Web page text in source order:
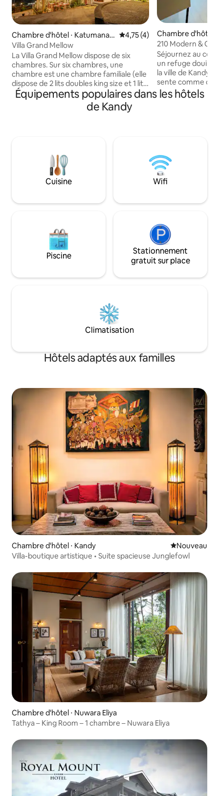
Chambre d'hôtel ⋅ Katumana,
Nuwara Eliya
Évaluation moyenne sur la
4,75 (4)
Villa Grand Mellow
La Villa Grand Mellow dispose de six
chambres. Sur six chambres, une
chambre est une chambre familiale (elle
dispose de 2 lits doubles king size et 1 lit
simple), deux chambres sont des
chambres triples ( chaque chambre
dispose d'un lit double king size et d'un lit
chambre triple sont avec balcons. La
salle familiale et une chambre triple sont
au rez-de-chaussée. Toutes les
chambres disposent d'un lit total pour 17
avec eau chaude,
Chambre d'hôtel
210 Modern &
Kandy
Séjournez au
un refuge
la ville de Kandy.
sente comme
idéal pour se
après une
le spectaculaire
Perahera ! Commodité ultime : évitez les
tracas liés aux
accès fluide à
Équipements populaires dans les hôtels
de Kandy
Cuisine Wifi
Piscine
Stationnement
gratuit sur place
Climatisation
Hôtels adaptés aux familles
Chambre d'hôtel ⋅ Kandy Nouvel
Nouveau
Villa-boutique artistique • Suite spacieuse Junglefowl
Chambre d'hôtel ⋅ Nuwara Eliya
Tathya – King Room – 1 chambre – Nuwara Eliya